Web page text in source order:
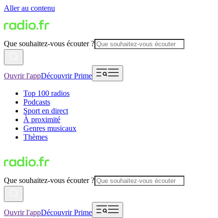
Aller au contenu
Que souhaitez-vous écouter ?
Ouvrir l'appDécouvrir Prime
Top 100 radios
Podcasts
Sport en direct
À proximité
Genres musicaux
Thèmes
Que souhaitez-vous écouter ?
Ouvrir l'appDécouvrir Prime